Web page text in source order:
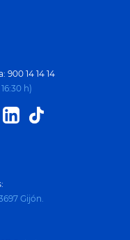
900 14 14 14
h)
Gijón.